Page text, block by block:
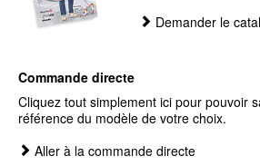
Demander le
Commande directe
Cliquez tout simplement ici pour pouvoir
référence du modèle de votre choix.
Aller à la commande directe